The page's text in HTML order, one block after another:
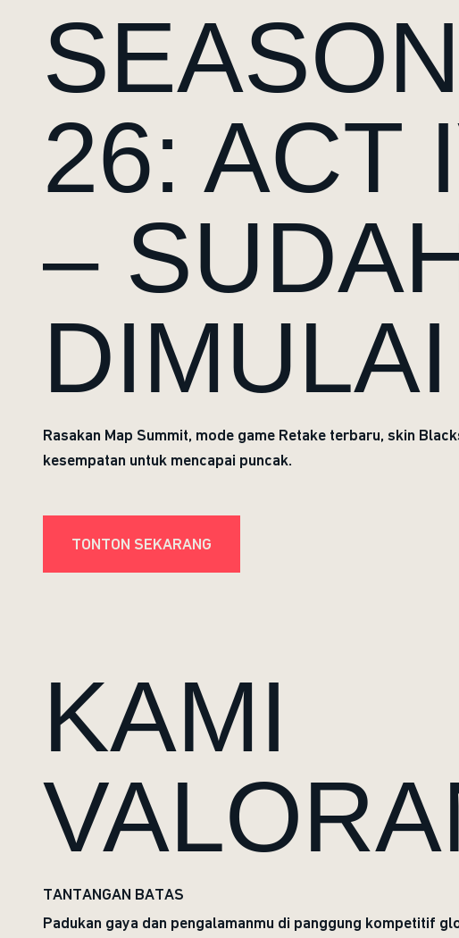
SEASON
26: ACT
–
DIMULAI
Rasakan Map Summit, mode game Retake terbaru, skin
kesempatan untuk mencapai puncak.
TONTON SEKARANG
KAMI
TANTANGAN BATAS
Padukan gaya dan pengalamanmu di panggung kompetitif